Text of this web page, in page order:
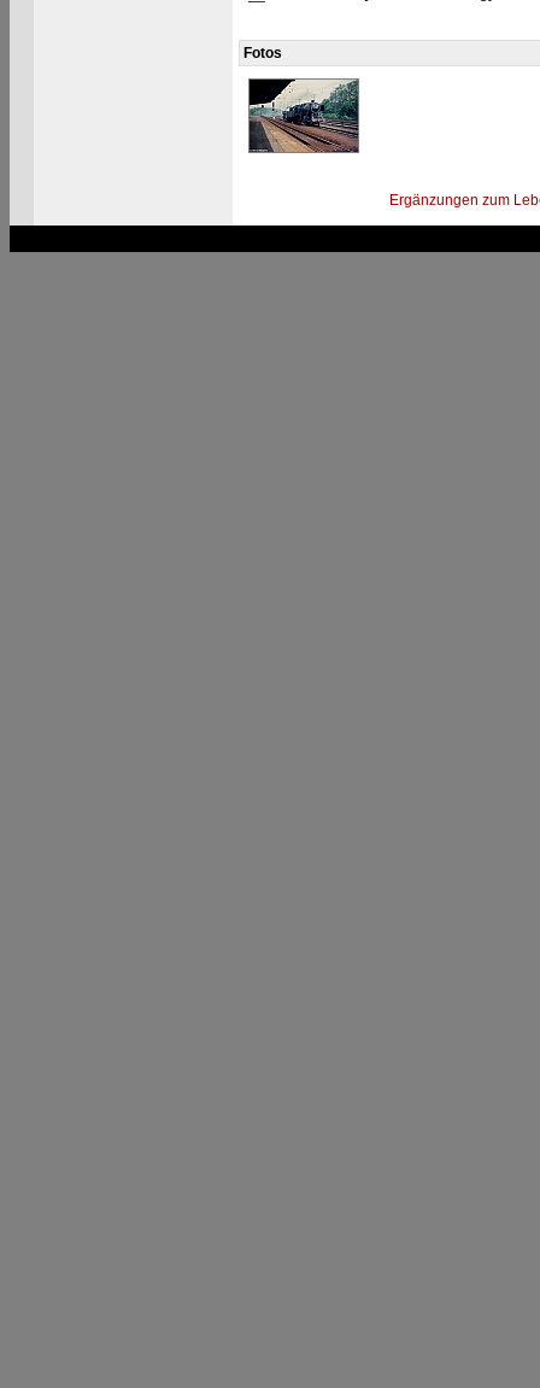
Fotos
Ergänzungen zum